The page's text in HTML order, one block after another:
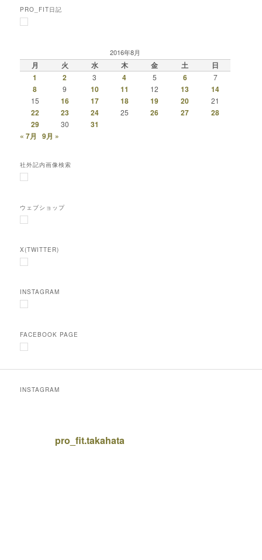
PRO_FIT日記
2016年8月
月 火 水 木 金 土
日
1
2 3 4 5 6 7
8 9 10 11 12 13 14
15 16 17 18 19 20 21
22 23 24 25 26 27
28
29
30
31
« 7月
9月 »
社外記内画像検索
ウェブショップ
X(TWITTER)
INSTAGRAM
FACEBOOK PAGE
INSTAGRAM
pro_fit.takahata